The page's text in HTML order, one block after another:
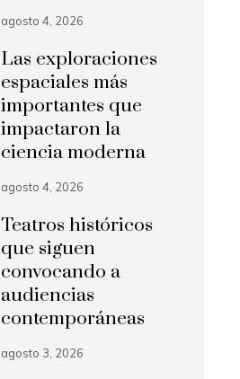
agosto 4, 2026
Las exploraciones
espaciales más
importantes que
impactaron la
ciencia moderna
agosto 4, 2026
Teatros históricos
que siguen
convocando a
audiencias
contemporáneas
agosto 3, 2026